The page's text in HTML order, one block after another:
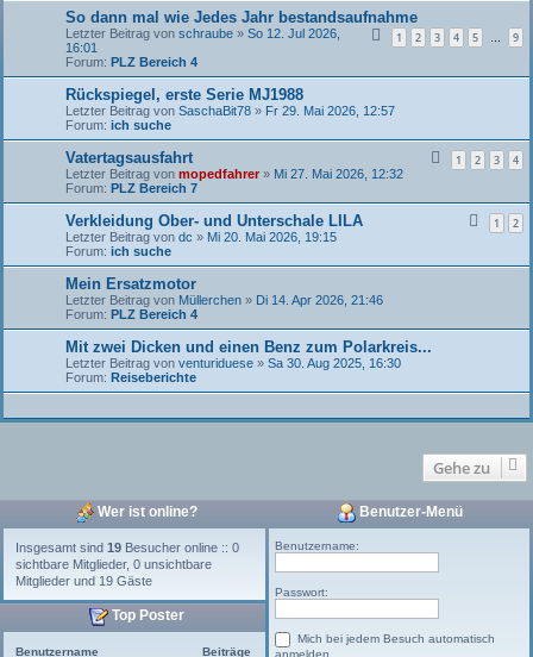
So dann mal wie Jedes Jahr bestandsaufnahme
1 2 3 4 5 … 9
Letzter Beitrag von schraube » So 12. Jul 2026,
16:01
Forum: PLZ Bereich 4
Rückspiegel, erste Serie MJ1988
Letzter Beitrag von SaschaBit78 » Fr 29. Mai 2026, 12:57
Forum: ich suche
Vatertagsausfahrt 1 2 3 4
Letzter Beitrag von mopedfahrer » Mi 27. Mai 2026, 12:32
Forum: PLZ Bereich 7
Verkleidung Ober- und Unterschale LILA 1 2
Letzter Beitrag von dc » Mi 20. Mai 2026, 19:15
Forum: ich suche
Mein Ersatzmotor
Letzter Beitrag von Müllerchen » Di 14. Apr 2026, 21:46
Forum: PLZ Bereich 4
Mit zwei Dicken und einen Benz zum Polarkreis...
Letzter Beitrag von venturiduese » Sa 30. Aug 2025, 16:30
Forum: Reiseberichte
Gehe zu
Wer ist online?
Insgesamt sind 19 Besucher online :: 0
sichtbare Mitglieder, 0 unsichtbare
Mitglieder und 19 Gäste
Top Poster
Benutzername
Beiträge
Benutzer-Menü
Benutzername:
Passwort:
Mich bei jedem Besuch automatisch
anmelden